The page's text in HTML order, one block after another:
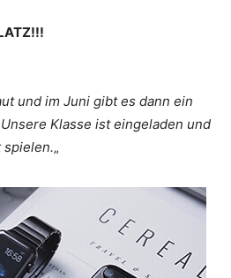
und im Juni gibt es dann ein
Klasse ist eingeladen und
spielen.„